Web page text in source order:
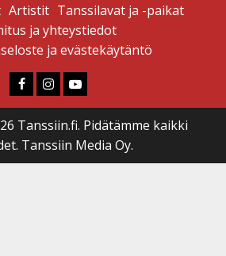
Artistit Tanssilavat ja -paikat
ja yhteystiedot
ja evästekäytäntö
Faceboook
Instagram
Youtube
Tanssiin.fi. Pidätämme kaikki
Tanssiin Media Oy.